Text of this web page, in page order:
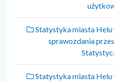
Statystyka miasta Helu
sprawozdania
Statystyka miasta Helu